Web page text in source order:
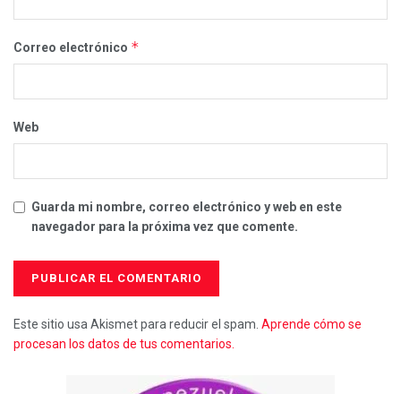
Correo electrónico *
Web
Guarda mi nombre, correo electrónico y web en este
navegador para la próxima vez que comente.
Este sitio usa Akismet para reducir el spam. Aprende cómo se
procesan los datos de tus comentarios.